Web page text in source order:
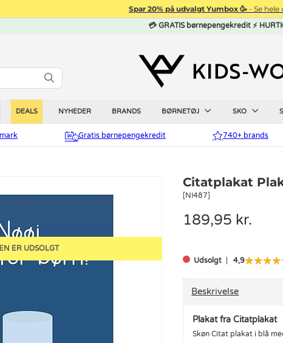
Spar 20% på udvalgt Yumbox 🥳 - Se hele
💳 GRATIS børnepengekredit ⚡
DEALS NYHEDER BRANDS BØRNETØJ SKO
Gratis børnepengekredit 740+ brands
ER UDSOLGT
Citatplakat
[NI487]
189,95 kr.
Udsolgt 4,9
Beskrivelse
Plakat fra Citatplakat
Skøn Citat plakat i blå